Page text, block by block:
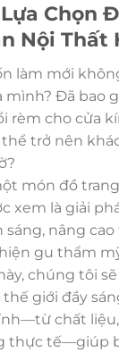
Chọn
Nội Thất
làm mới
mình? Đã bao
rèm cho cửa
trở nên
món đồ
xem là giải
sáng, nâng
gu thẩm
chúng tôi
giới đầy
chất
thực tế—giúp